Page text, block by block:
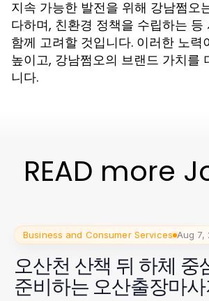
지속 가능한 발전을 위해 강남쩜오
다하며, 친환경 정책을 수립하는 등
함께 고려할 것입니다. 이러한 노력
높이고, 강남쩜오의 브랜드 가치를
니다.
READ more
Business and Consumer Services Aug 7,
오산천 산책 뒤 하체 중
준비하는 오산출장마